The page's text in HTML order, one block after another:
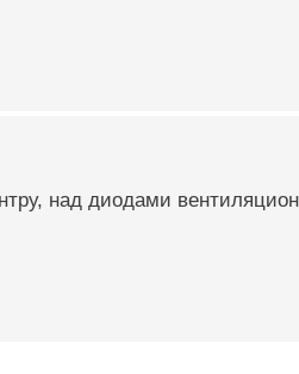
над диодами